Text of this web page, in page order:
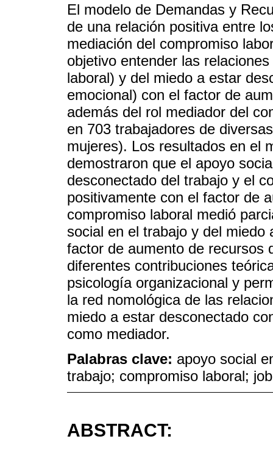
El modelo de Demandas y
de una relación positiva entre
mediación del compromiso
objetivo entender las
laboral) y del miedo a estar
emocional) con el factor de
además del rol mediador del
en 703 trabajadores de
mujeres). Los resultados en el
demostraron que el apoyo
desconectado del trabajo y el
positivamente con el factor de
compromiso laboral medió
social en el trabajo y del
factor de aumento de recursos
diferentes contribuciones
psicología organizacional y
la red nomológica de las
miedo a estar desconectado
como mediador.
Palabras clave: apoyo social
trabajo; compromiso laboral;
ABSTRACT: